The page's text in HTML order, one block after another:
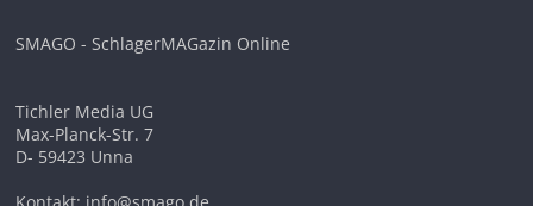
SMAGO - SchlagerMAGazin Online
Tichler Media UG
Max-Planck-Str. 7
D- 59423 Unna